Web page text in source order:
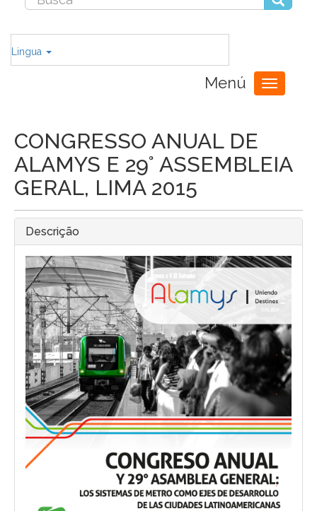
Lingua
Menú
Toggle
navigation
CONGRESSO ANUAL DE
ALAMYS E 29° ASSEMBLEIA
GERAL, LIMA 2015
Descrição